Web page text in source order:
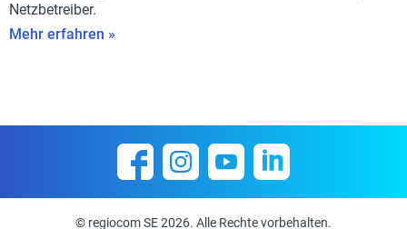
Netzbetreiber.
Mehr erfahren »
© regiocom SE 2026. Alle Rechte vorbehalten.